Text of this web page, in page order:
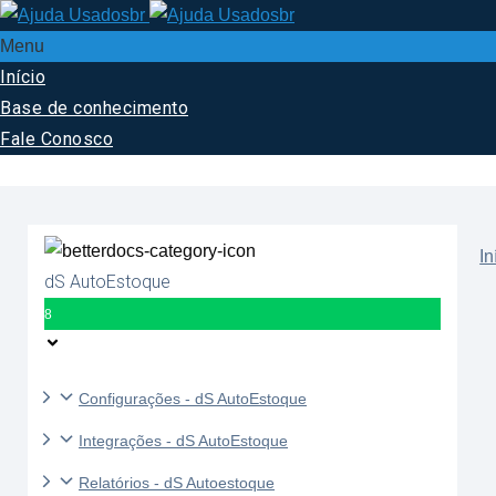
Menu
Início
Base de conhecimento
Fale Conosco
dS AutoEstoque
8
Configurações - dS AutoEstoque
Integrações - dS AutoEstoque
Relatórios - dS Autoestoque